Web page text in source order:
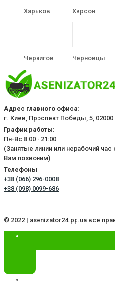
Харьков Херсон
Чернигов Черновцы
Адрес главного офиса:
г. Киев, Проспект Победы, 5, 02000
График работы:
Пн-Вс 8:00 - 21:00
(Занятые линии или нерабочий час
Вам позвоним)
Телефоны:
+38 (066) 296-0008
+38 (098) 0099-686
© 2022 | asenizator24.pp.ua все